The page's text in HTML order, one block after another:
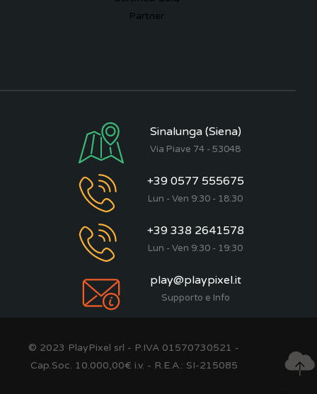
Sinalunga (Siena)
Via Piave 74 - 53048
+39 0577 555675
Lun - Ven 9:30 - 18:30
+39 338 2641578
Lun - Ven 9:30 - 19:30
play@playpixel.it
Supporto e Info
© 2023 PlayPixel srl - P.IVA 01570730521 -
Cap.Soc. 10.000,00€ i.v. - R.E.A.: SI-215085